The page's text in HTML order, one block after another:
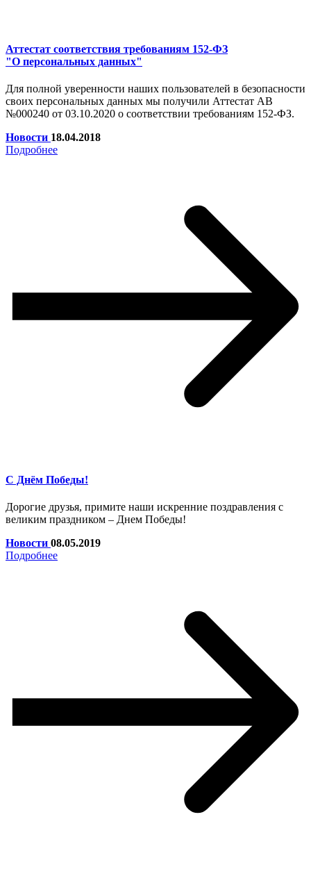
Аттестат соответствия требованиям 152-ФЗ
"О персональных данных"
Для полной уверенности наших пользователей в безопасности
своих персональных данных мы получили Аттестат АВ
№000240 от 03.10.2020 о соответствии требованиям 152-ФЗ.
Новости 18.04.2018
Подробнее
С Днём Победы!
Дорогие друзья, примите наши искренние поздравления с
великим праздником – Днем Победы!
Новости 08.05.2019
Подробнее